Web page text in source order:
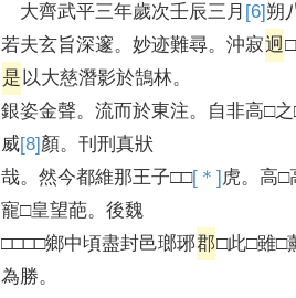
大齊武平三年歲次壬辰三月 [6] 朔
若夫玄旨深邃。妙迹難尋。沖寂迥□
是以大慈潛影於鵠林。
銀姿金聲。流而於東注。
自非高□
威[8] 顏。刊刑真狀
哉。然今都維那王子□□[＊] 虎。 高□
寵□皇望葩。後魏
□□□□鄉中頃盡封邑瑯琊郡□此□雖□
為勝。